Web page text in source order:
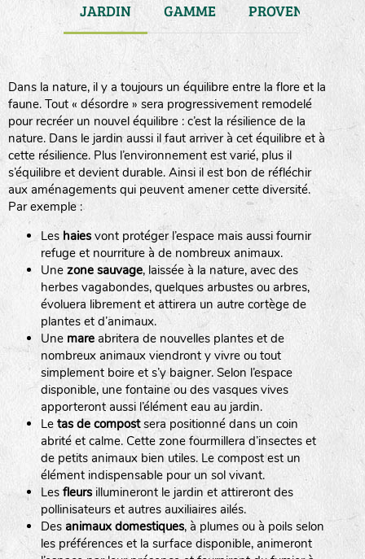
JARDIN GAMME PROVENANCE
Dans la nature, il y a toujours un équilibre entre la flore et la
faune. Tout « désordre » sera progressivement remodelé
pour recréer un nouvel équilibre : c’est la résilience de la
nature. Dans le jardin aussi il faut arriver à cet équilibre et à
cette résilience. Plus l’environnement est varié, plus il
s’équilibre et devient durable. Ainsi il est bon de réfléchir
aux aménagements qui peuvent amener cette diversité.
Par exemple :
Les haiesvont protéger l’espace mais aussi fournir
refuge et nourriture à de nombreux animaux.
Une zone sauvage, laissée à la nature, avec des
herbes vagabondes, quelques arbustes ou arbres,
évoluera librement et attirera un autre cortège de
plantes et d’animaux.
Une mareabritera de nouvelles plantes et de
nombreux animaux viendront y vivre ou tout
simplement boire et s’y baigner. Selon l’espace
disponible, une fontaine ou des vasques vives
apporteront aussi l’élément eau au jardin.
Le tas de compostsera positionné dans un coin
abrité et calme. Cette zone fourmillera d’insectes et
de petits animaux bien utiles. Le compost est un
élément indispensable pour un sol vivant.
Les fleursillumineront le jardin et attireront des
pollinisateurs et autres auxiliaires ailés.
Des animaux domestiques, à plumes ou à poils selon
les préférences et la surface disponible, animeront